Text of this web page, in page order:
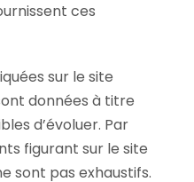
ces
sur le site
données à titre
d’évoluer. Par
figurant sur le site
sont pas exhaustifs.